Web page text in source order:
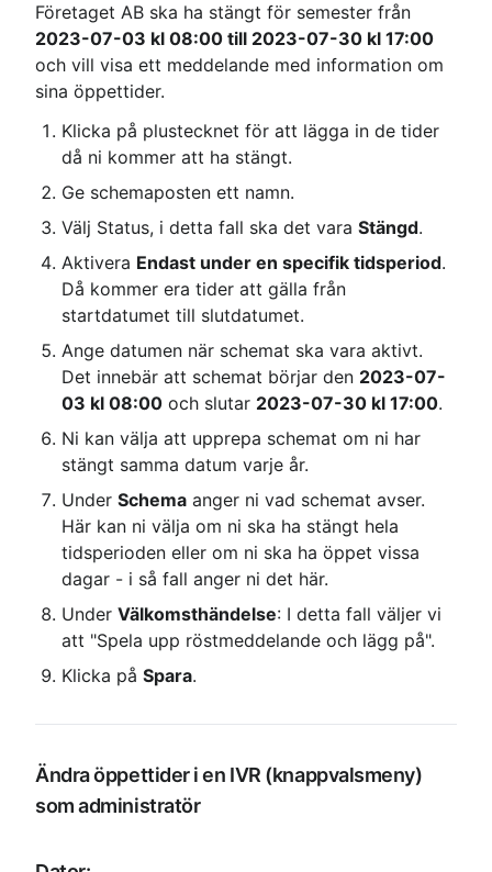
Företaget AB ska ha stängt för semester från
2023-07-03 kl 08:00 till 2023-07-30 kl 17:00
och vill visa ett meddelande med information om
sina öppettider.
Klicka på plustecknet för att lägga in de tider
då ni kommer att ha stängt.
Ge schemaposten ett namn.
Välj Status, i detta fall ska det vara Stängd.
Aktivera Endast under en specifik tidsperiod.
Då kommer era tider att gälla från
startdatumet till slutdatumet.
Ange datumen när schemat ska vara aktivt.
Det innebär att schemat börjar den 2023-07-
03 kl 08:00 och slutar 2023-07-30 kl 17:00.
Ni kan välja att upprepa schemat om ni har
stängt samma datum varje år.
Under Schema anger ni vad schemat avser.
Här kan ni välja om ni ska ha stängt hela
tidsperioden eller om ni ska ha öppet vissa
dagar - i så fall anger ni det här.
Under Välkomsthändelse: I detta fall väljer vi
att "Spela upp röstmeddelande och lägg på".
Klicka på Spara.
Ändra öppettider i en IVR (knappvalsmeny)
som administratör